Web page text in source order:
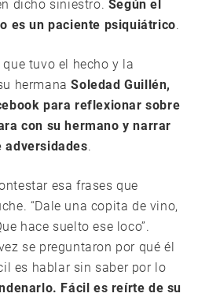
dicho siniestro. Según el
es un paciente psiquiátrico.
tuvo el hecho y la
hermanaSoledad Guillén,
para reflexionar sobre
con su hermano y narrar
adversidades.
esa frases que
“Dale una copita de vino,
hace suelto ese loco”.
se preguntaron por qué él
es hablar sin saber por lo
Fácil es reírte de su